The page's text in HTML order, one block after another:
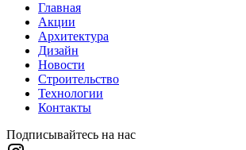
Главная
Акции
Архитектура
Дизайн
Новости
Строительство
Технологии
Контакты
Подписывайтесь на нас